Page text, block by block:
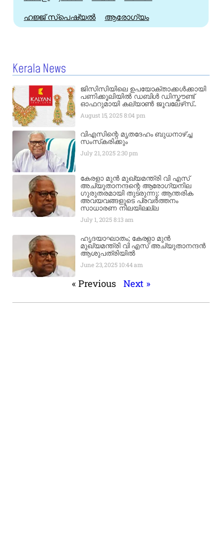
ഹജ്ജ്‌ സ്പെഷ്യൽ ആരോഗ്യം
Kerala News
ജിസിസിയിലെ ഉപയോക്താക്കൾക്കായി
പണിക്കൂലിയിൽ ഡബിൾ ഡിസ്കൗണ്ട്
ഓഫറുമായി കല്യാൺ ജൂവലേഴ്‌സ്..
August 15, 20258:04 pm
വിഎസിന്റെ മൃതദേഹം ബുധനാഴ്ച്ച
സംസ്‌കരിക്കും
July 21, 20252:30 pm
കേരളാ മുൻ മുഖ്യമന്ത്രി വി എസ്
അച്യുതാനന്ദന്റെ ആരോഗ്യനില
ഗുരുതരമായി തുടരുന്നു: ആന്തരിക
അവയവങ്ങളുടെ പ്രവർത്തനം
സാധാരണ നിലയിലല്ല
July 1, 20258:13 am
ഹൃദയാഘാതം; കേരളാ മുൻ
മുഖ്യമന്ത്രി വി എസ് അച്യുതാനന്ദൻ
ആശുപത്രിയിൽ
June 23, 2025 10:44 am
« Previous Next »